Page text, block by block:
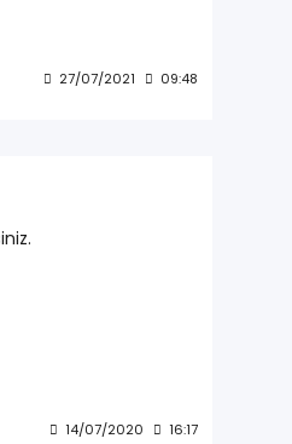
27/07/2021 09:48
14/07/2020 16:17